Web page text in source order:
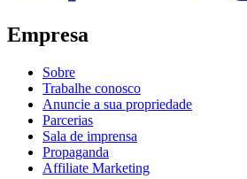
Empresa
Sobre
Trabalhe conosco
Anuncie a sua propriedade
Parcerias
Sala de imprensa
Propaganda
Affiliate Marketing